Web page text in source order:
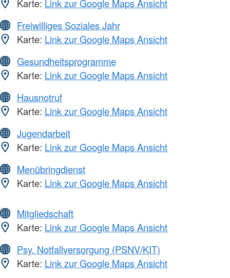
Karte: Link zur Google Maps Ansicht
Freiwilliges Soziales Jahr
Karte: Link zur Google Maps Ansicht
Gesundheitsprogramme
Karte: Link zur Google Maps Ansicht
Hausnotruf
Karte: Link zur Google Maps Ansicht
Jugendarbeit
Karte: Link zur Google Maps Ansicht
Menübringdienst
Karte: Link zur Google Maps Ansicht
Mitgliedschaft
Karte: Link zur Google Maps Ansicht
Psy. Notfallversorgung (PSNV/KIT)
Karte: Link zur Google Maps Ansicht